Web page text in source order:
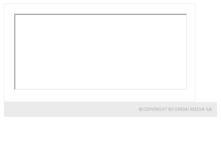
© COPYRIGHT BY GREMI MEDIA SA